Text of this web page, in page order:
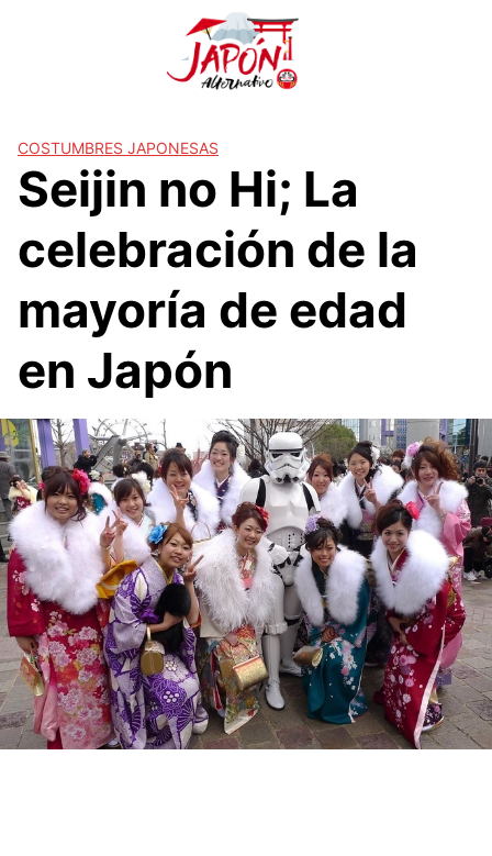
o
COSTUMBRES JAPONESAS
Seijin no Hi; La
celebración de la
mayoría de edad
en Japón